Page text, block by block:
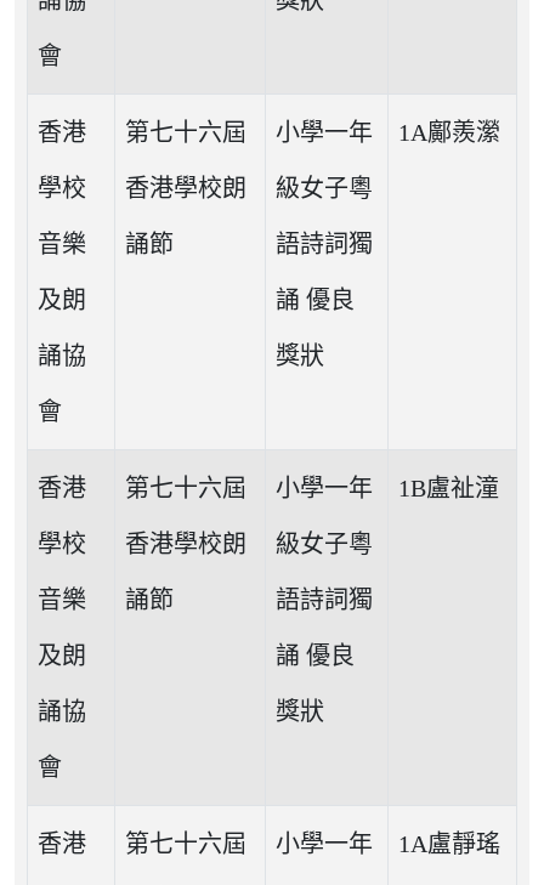
會
香港
學校
音樂
及朗
誦協
會
第七十六屆
香港學校朗
誦節
小學一年
級女子粵
語詩詞獨
誦 優良
獎狀
1A鄺羨瀠
香港
學校
音樂
及朗
誦協
會
第七十六屆
香港學校朗
誦節
小學一年
級女子粵
語詩詞獨
誦 優良
獎狀
1B盧祉潼
香港 第七十六屆 小學一年 1A盧靜瑤